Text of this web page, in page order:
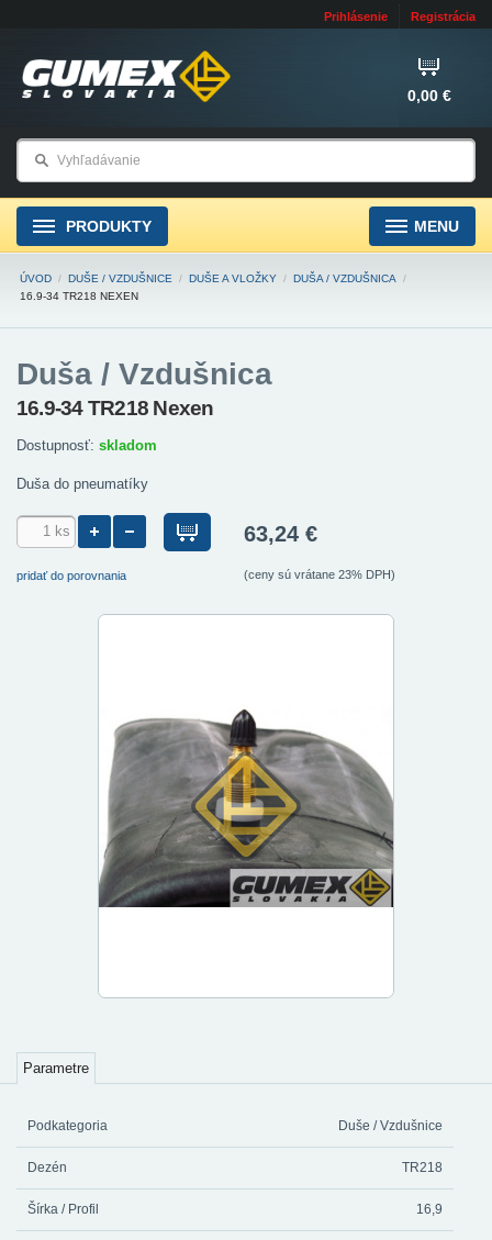
Prihlásenie Registrácia
0,00 €
PRODUKTY MENU
ÚVOD / DUŠE / VZDUŠNICE / DUŠE A VLOŽKY / DUŠA / VZDUŠNICA
/
16.9-34 TR218 NEXEN
Duša / Vzdušnica
16.9-34 TR218 Nexen
Dostupnosť: skladom
Duša do pneumatíky
pridať do porovnania
63,24 €
(ceny sú vrátane 23% DPH)
Parametre
Podkategoria Duše / Vzdušnice
Dezén TR218
Šírka / Profil 16,9